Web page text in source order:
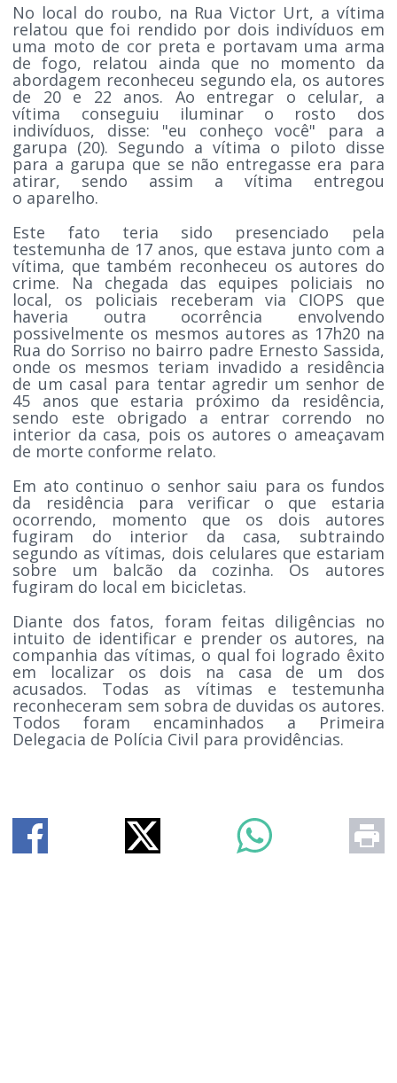
No local do roubo, na Rua Victor Urt, a vítima
relatou que foi rendido por dois indivíduos em
uma moto de cor preta e portavam uma arma
de fogo, relatou ainda que no momento da
abordagem reconheceu segundo ela, os autores
de 20 e 22 anos. Ao entregar o celular, a
vítima conseguiu iluminar o rosto dos
indivíduos, disse: "eu conheço você" para a
garupa (20). Segundo a vítima o piloto disse
para a garupa que se não entregasse era para
atirar, sendo assim a vítima entregou
o aparelho.
Este fato teria sido presenciado pela
testemunha de 17 anos, que estava junto com a
vítima, que também reconheceu os autores do
crime. Na chegada das equipes policiais no
local, os policiais receberam via CIOPS que
haveria outra ocorrência envolvendo
possivelmente os mesmos autores as 17h20 na
Rua do Sorriso no bairro padre Ernesto Sassida,
onde os mesmos teriam invadido a residência
de um casal para tentar agredir um senhor de
45 anos que estaria próximo da residência,
sendo este obrigado a entrar correndo no
interior da casa, pois os autores o ameaçavam
de morte conforme relato.
Em ato continuo o senhor saiu para os fundos
da residência para verificar o que estaria
ocorrendo, momento que os dois autores
fugiram do interior da casa, subtraindo
segundo as vítimas, dois celulares que estariam
sobre um balcão da cozinha. Os autores
fugiram do local em bicicletas.
Diante dos fatos, foram feitas diligências no
intuito de identificar e prender os autores, na
companhia das vítimas, o qual foi logrado êxito
em localizar os dois na casa de um dos
acusados. Todas as vítimas e testemunha
reconheceram sem sobra de duvidas os autores.
Todos foram encaminhados a Primeira
Delegacia de Polícia Civil para providências.